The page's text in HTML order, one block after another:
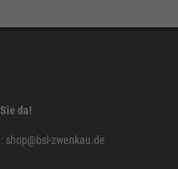
da!
shop@bsl-zwenkau.de